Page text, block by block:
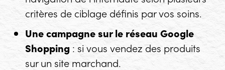
critères de ciblage définis par vos soins.
Une campagne sur le réseau Google
Shopping : si vous vendez des produits
sur un site marchand.